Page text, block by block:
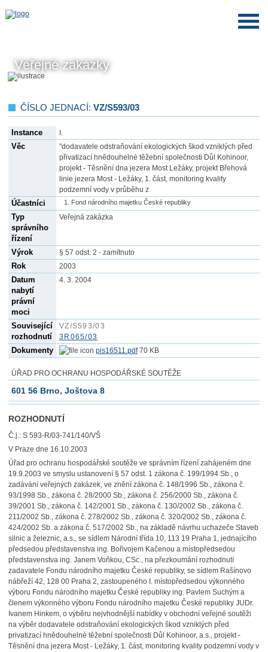
Veřejné zakázky
ČÍSLO JEDNACÍ: VZ/S593/03
Instance I.
Věc
"dodavatele odstraňování ekologických škod vzniklých před
přivatizací hnědouhelné těžební společnosti Důl Kohinoor,
projekt - Těsnění dna jezera Most Ležáky, projekt Břehová
linie jezera Most - Ležáky, 1. část, monitoring kvality
podzemní vody v průběhu z
Účastníci Fond národního majetku České republiky
Typ
správního
řízení
Veřejná zakázka
Výrok § 57 odst. 2 - zamítnuto
Rok 2003
Datum
nabytí
právní
moci
4. 3. 2004
Související
rozhodnutí
VZ/S593/03
3R065/03
Dokumenty pis16511.pdf70 KB
ÚŘAD PRO OCHRANU HOSPODÁŘSKÉ SOUTĚŽE
601 56 Brno, Joštova 8
ROZHODNUTÍ
Č.j.: S 593-R/03-741/140/VŠ
V Praze dne 16.10.2003
Úřad pro ochranu hospodářské soutěže ve správním řízení zahájeném dne
19.9.2003 ve smyslu ustanovení § 57 odst. 1 zákona č. 199/1994 Sb., o
zadávání veřejných zakázek, ve znění zákona č. 148/1996 Sb., zákona č.
93/1998 Sb., zákona č. 28/2000 Sb., zákona č. 256/2000 Sb., zákona č.
39/2001 Sb., zákona č. 142/2001 Sb., zákona č. 130/2002 Sb., zákona č.
211/2002 Sb., zákona č. 278/2002 Sb., zákona č. 320/2002 Sb., zákona č.
424/2002 Sb. a zákona č. 517/2002 Sb., na základě návrhu uchazeče Staveb
silnic a železnic, a.s., se sídlem Národní třída 10, 113 19 Praha 1, jednajícího
předsedou představenstva ing. Bořivojem Kačenou a místopředsedou
představenstva ing. Janem Voňkou, CSc., na přezkoumání rozhodnutí
zadavatele Fondu národního majetku České republiky, se sídlem Rašínovo
nábřeží 42, 128 00 Praha 2, zastoupeného I. místopředsedou výkonného
výboru Fondu národního majetku České republiky ing. Pavlem Suchým a
členem výkonného výboru Fondu národního majetku České republiky JUDr.
Ivanem Hinkem, o výběru nejvhodnější nabídky v obchodní veřejné soutěži
na výběr dodavatele odstraňování ekologických škod vzniklých před
privatizací hnědouhelné těžební společnosti Důl Kohinoor, a.s., projekt -
Těsnění dna jezera Most - Ležáky, 1. část, monitoring kvality podzemní vody v